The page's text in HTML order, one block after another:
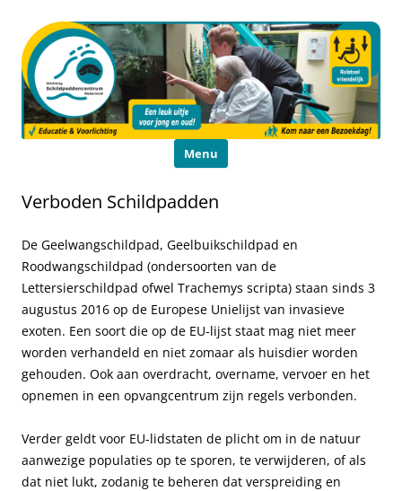
Menu
Verboden Schildpadden
De Geelwangschildpad, Geelbuikschildpad en
Roodwangschildpad (ondersoorten van de
Lettersierschildpad ofwel Trachemys scripta) staan sinds 3
augustus 2016 op de Europese Unielijst van invasieve
exoten. Een soort die op de EU-lijst staat mag niet meer
worden verhandeld en niet zomaar als huisdier worden
gehouden. Ook aan overdracht, overname, vervoer en het
opnemen in een opvangcentrum zijn regels verbonden.
Verder geldt voor EU-lidstaten de plicht om in de natuur
aanwezige populaties op te sporen, te verwijderen, of als
dat niet lukt, zodanig te beheren dat verspreiding en